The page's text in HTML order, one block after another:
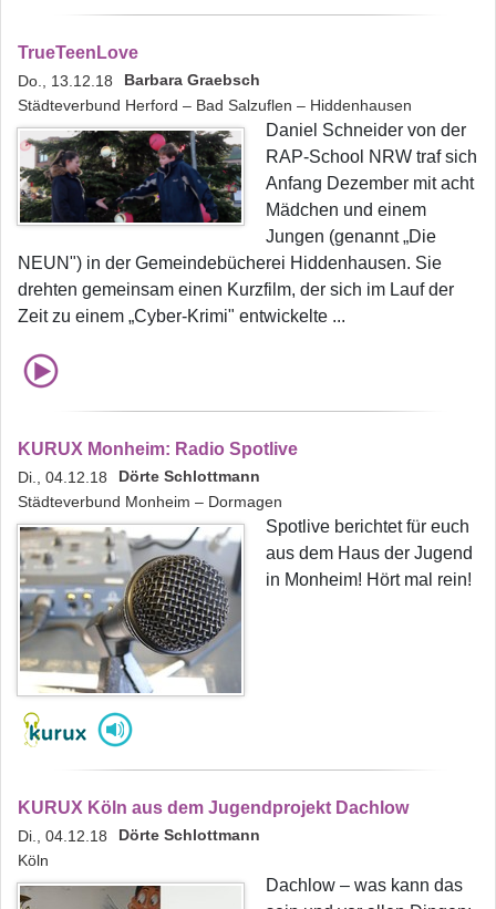
TrueTeenLove
Do., 13.12.18 Barbara Graebsch
Städteverbund Herford – Bad Salzuflen – Hiddenhausen
Daniel Schneider von der
RAP-School NRW traf sich
Anfang Dezember mit acht
Mädchen und einem
Jungen (genannt „Die
NEUN") in der Gemeindebücherei Hiddenhausen. Sie
drehten gemeinsam einen Kurzfilm, der sich im Lauf der
Zeit zu einem „Cyber-Krimi" entwickelte ...
KURUX Monheim: Radio Spotlive
Di., 04.12.18 Dörte Schlottmann
Städteverbund Monheim – Dormagen
Spotlive berichtet für euch
aus dem Haus der Jugend
in Monheim! Hört mal rein!
KURUX Köln aus dem Jugendprojekt Dachlow
Di., 04.12.18 Dörte Schlottmann
Köln
Dachlow – was kann das